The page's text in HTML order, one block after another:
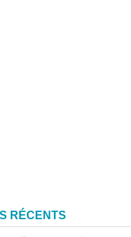
RÉCENTS